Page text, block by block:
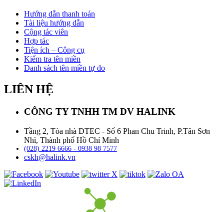
Hướng dẫn thanh toán
Tài liệu hướng dẫn
Cộng tác viên
Hợp tác
Tiện ích – Công cụ
Kiểm tra tên miền
Danh sách tên miền tự do
LIÊN HỆ
CÔNG TY TNHH TM DV HALINK
Tầng 2, Tòa nhà DTEC - Số 6 Phan Chu Trinh, P.Tân Sơn
Nhì, Thành phố Hồ Chí Minh
(028) 2219 6666 - 0938 98 7577
cskh@halink.vn